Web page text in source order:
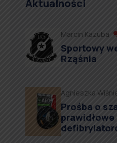
Aktualności
Marcin Kazuba
Sportowy
Rząśnia
Agnieszka
Prośba o